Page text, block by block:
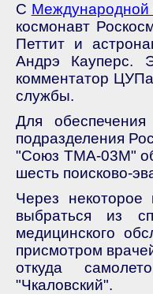
С Международной
космонавт
Петтит и
Андрэ Кауперс.
комментатор
службы.
Для
подразделения
"Союз ТМА-03М"
шесть поисково-
Через некоторое
выбраться из
медицинского
присмотром
откуда
"Чкаловский".